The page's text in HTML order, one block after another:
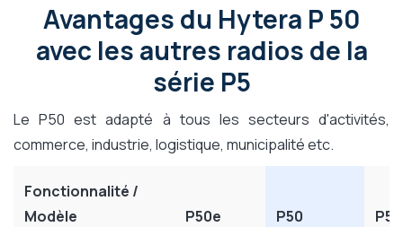
Avantages du Hytera P 50
avec les autres radios de la
série P5
Le P50 est adapté à tous les secteurs d'activités,
commerce, industrie, logistique, municipalité etc.
Fonctionnalité /
Modèle
P50e P50